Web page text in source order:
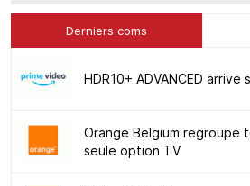
Derniers coms
HDR10+ ADVANCED arrive
Orange Belgium regroupe
seule option TV